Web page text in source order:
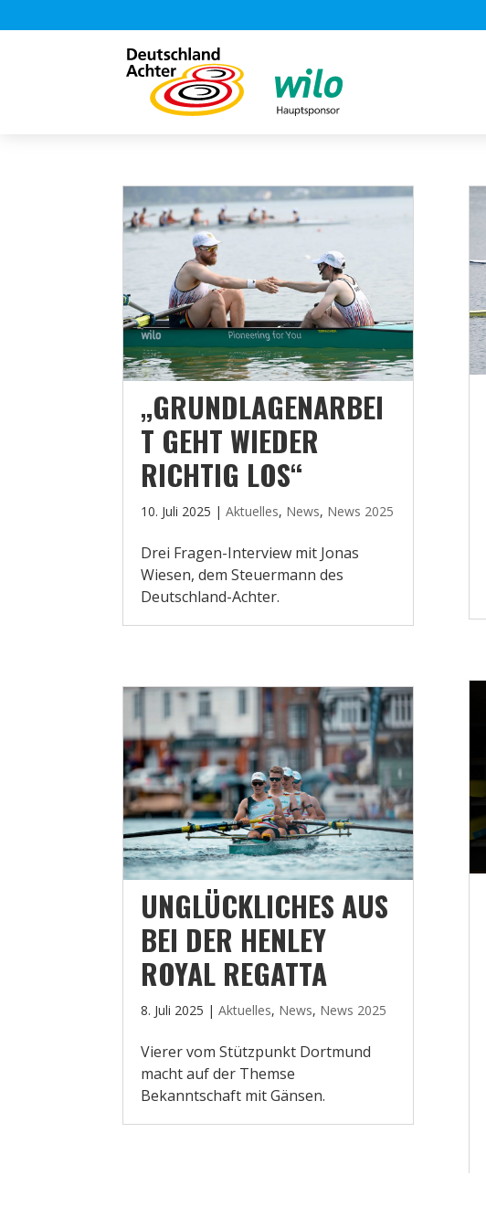
„GRUNDLAGENARBEI
T GEHT WIEDER
RICHTIG LOS“
10. Juli 2025 |Aktuelles, News, News 2025
Drei Fragen-Interview mit Jonas
Wiesen, dem Steuermann des
Deutschland-Achter.
UNGLÜCKLICHES AUS
BEI DER HENLEY
ROYAL REGATTA
8. Juli 2025 |Aktuelles, News, News 2025
Vierer vom Stützpunkt Dortmund
macht auf der Themse
Bekanntschaft mit Gänsen.